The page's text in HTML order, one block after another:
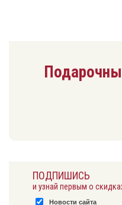
ПОДПИШИСЬ
и узнай первым о
Новости сайта